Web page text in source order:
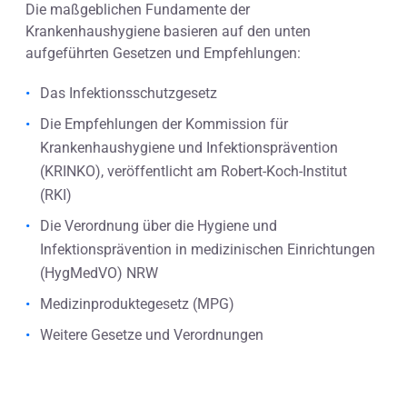
Die maßgeblichen Fundamente der
Krankenhaushygiene basieren auf den unten
aufgeführten Gesetzen und Empfehlungen:
Das Infektionsschutzgesetz
Die Empfehlungen der Kommission für
Krankenhaushygiene und Infektionsprävention
(KRINKO), veröffentlicht am Robert-Koch-Institut
(RKI)
Die Verordnung über die Hygiene und
Infektionsprävention in medizinischen Einrichtungen
(HygMedVO) NRW
Medizinproduktegesetz (MPG)
Weitere Gesetze und Verordnungen